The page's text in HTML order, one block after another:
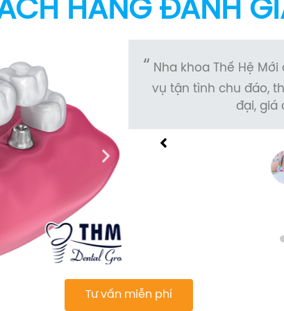
HÀNG ĐÁNH
và bác sĩ phục
bệnh nhân hiện
lý.
Mình rất hài lòng khi
nhân viên nhiệt tình
Tư vấn miễn phí